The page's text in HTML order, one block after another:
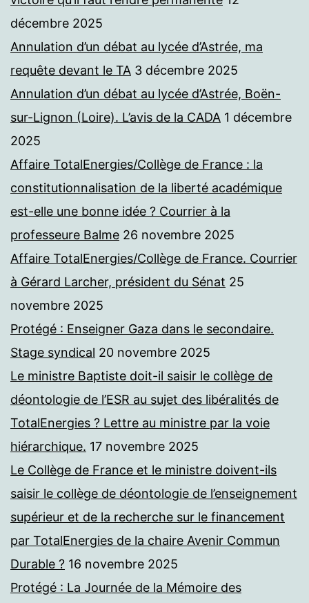
décembre 2025
Annulation d’un débat au lycée d’Astrée, ma
requête devant le TA 3 décembre 2025
Annulation d’un débat au lycée d’Astrée, Boën-
sur-Lignon (Loire). L’avis de la CADA 1 décembre
2025
Affaire TotalEnergies/Collège de France : la
constitutionnalisation de la liberté académique
est-elle une bonne idée ? Courrier à la
professeure Balme 26 novembre 2025
Affaire TotalEnergies/Collège de France. Courrier
à Gérard Larcher, président du Sénat 25
novembre 2025
Protégé : Enseigner Gaza dans le secondaire.
Stage syndical 20 novembre 2025
Le ministre Baptiste doit-il saisir le collège de
déontologie de l’ESR au sujet des libéralités de
TotalEnergies ? Lettre au ministre par la voie
hiérarchique. 17 novembre 2025
Le Collège de France et le ministre doivent-ils
saisir le collège de déontologie de l’enseignement
supérieur et de la recherche sur le financement
par TotalEnergies de la chaire Avenir Commun
Durable ? 16 novembre 2025
Protégé : La Journée de la Mémoire des